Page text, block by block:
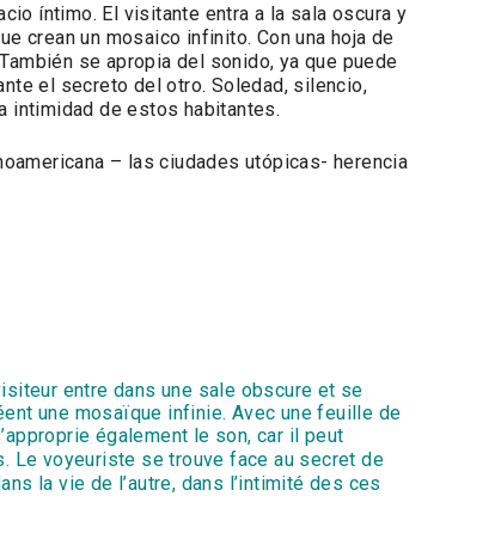
íntimo. El visitante entra a la sala oscura y
crean un mosaico infinito. Con una hoja de
se apropia del sonido, ya que puede
el secreto del otro. Soledad, silencio,
intimidad de estos habitantes.
– las ciudades utópicas- herencia
entre dans une sale obscure et se
une mosaïque infinie. Avec une feuille de
également le son, car il peut
Le voyeuriste se trouve face au secret de
la vie de l’autre, dans l’intimité des ces